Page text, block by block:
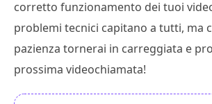
corretto funzionamento dei tuoi
problemi tecnici capitano a tutti, ma
pazienza tornerai in carreggiata e
prossima videochiamata!